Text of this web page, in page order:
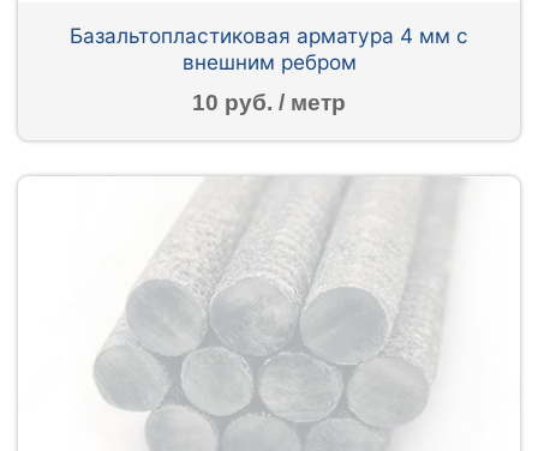
Базальтопластиковая арматура 4 мм с
внешним ребром
10 руб. / метр